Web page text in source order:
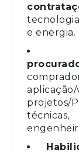
e energia.